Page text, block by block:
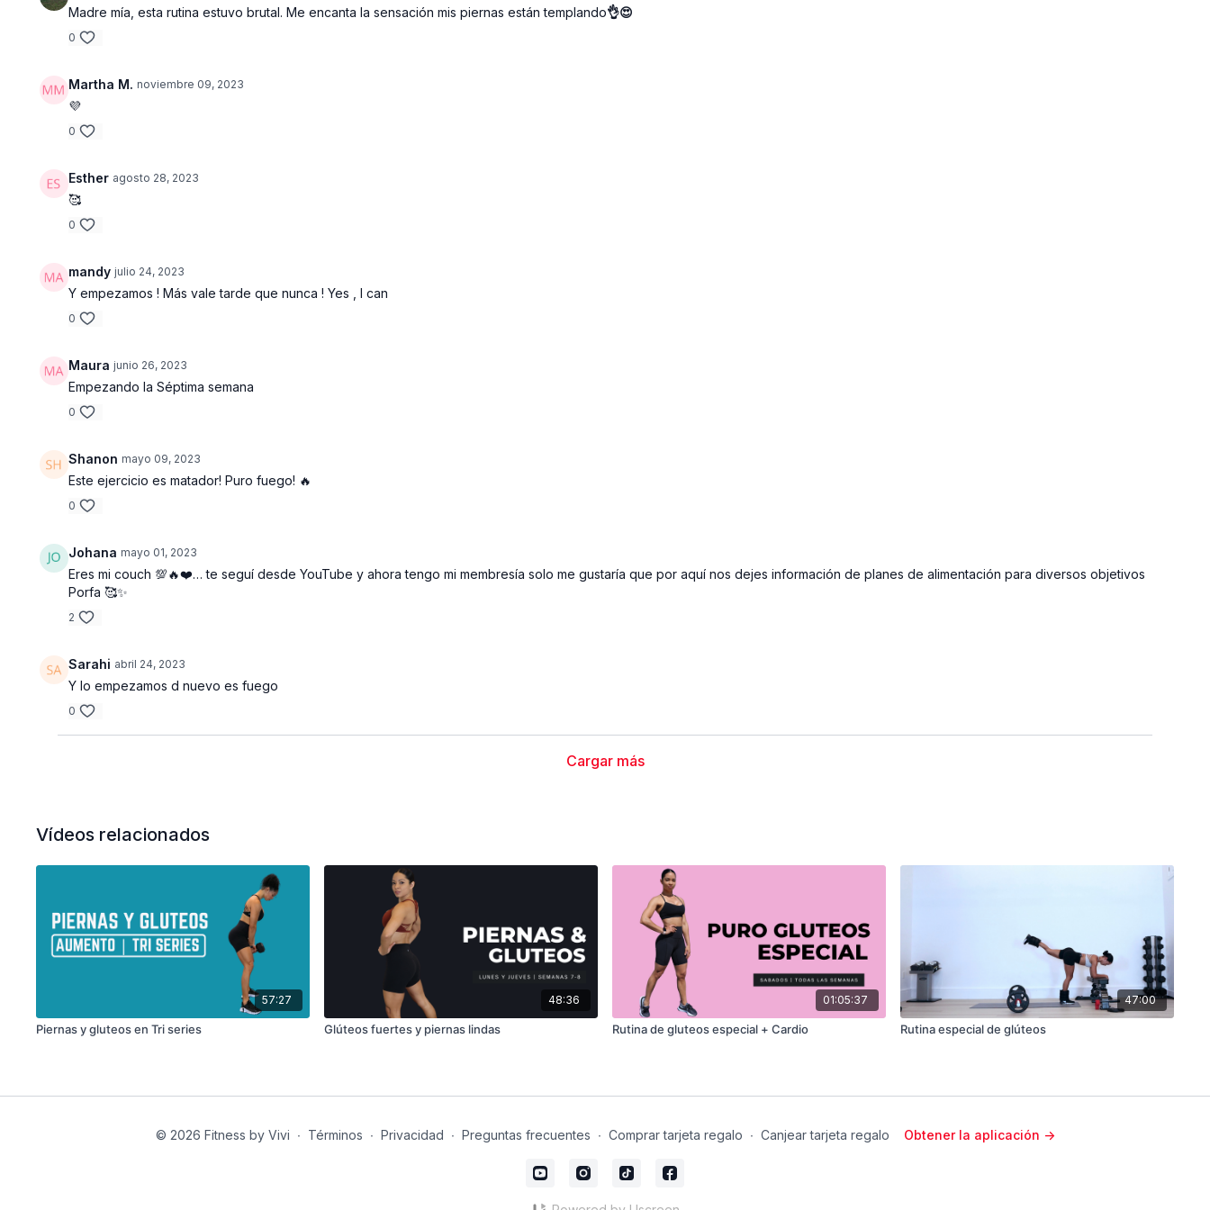
Madre mía, esta rutina estuvo brutal. Me encanta la sensación mis piernas están templando👌😍
0
Martha M. noviembre 09, 2023
💜
0
Esther agosto 28, 2023
🥰
0
mandy julio 24, 2023
Y empezamos ! Más vale tarde que nunca ! Yes , I can
0
Maura junio 26, 2023
Empezando la Séptima semana
0
Shanon mayo 09, 2023
Este ejercicio es matador! Puro fuego! 🔥
0
Johana mayo 01, 2023
Eres mi couch 💯🔥❤️… te seguí desde YouTube y ahora tengo mi membresía solo me gustaría que por aquí nos dejes información de planes de alimentación para diversos objetivos
Porfa 🥰✨
2
Sarahi abril 24, 2023
Y lo empezamos d nuevo es fuego
0
Cargar más
Vídeos relacionados
57:27
Piernas y gluteos en Tri series
48:36
Glúteos fuertes y piernas lindas
01:05:37
Rutina de gluteos especial + Cardio
47:00
Rutina especial de glúteos
© 2026 Fitness by Vivi ∙ Términos ∙ Privacidad ∙ Preguntas frecuentes ∙ Comprar tarjeta regalo ∙ Canjear tarjeta regalo Obtener la aplicación ->